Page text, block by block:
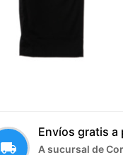
local_shipping
Envíos gratis a
A sucursal de